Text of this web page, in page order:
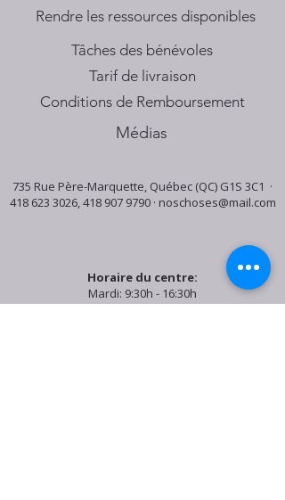
​Rendre les ressources disponibles
Tâches des bénévoles
Tarif de livraison
Conditions de Remboursement
Médias
735 Rue Père-Marquette, Québec (QC) G1S 3C1 ·
418 623 3026,418 907 9790· noschoses@mail.com
Horaire du centre:
Mardi: 9:30h - 16:30h
Jeudi: 9:30h - 19:00h